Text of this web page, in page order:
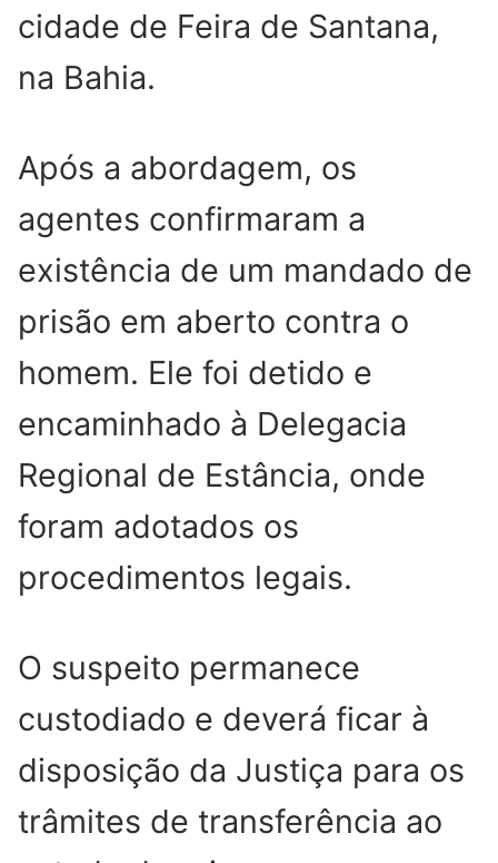
cidade de Feira de Santana,
na Bahia.
Após a abordagem, os
agentes confirmaram a
existência de um mandado de
prisão em aberto contra o
homem. Ele foi detido e
encaminhado à Delegacia
Regional de Estância, onde
foram adotados os
procedimentos legais.
O suspeito permanece
custodiado e deverá ficar à
disposição da Justiça para os
trâmites de transferência ao